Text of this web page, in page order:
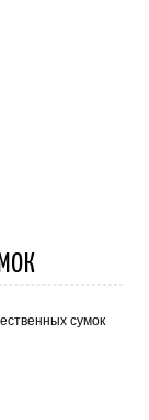
сумок